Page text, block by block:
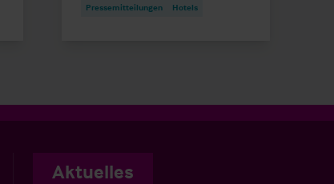
Pressemitteilungen Hotels
Aktuelles